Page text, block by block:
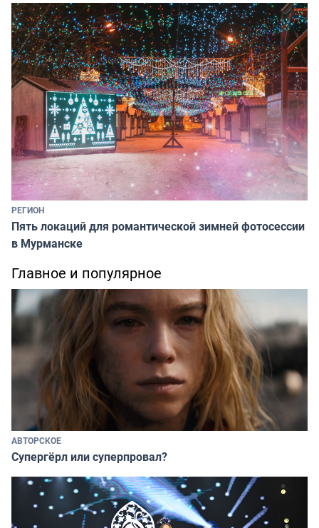
РЕГИОН
Пять локаций для романтической зимней фотосессии
в Мурманске
Главное и популярное
АВТОРСКОЕ
Супергёрл или суперпровал?